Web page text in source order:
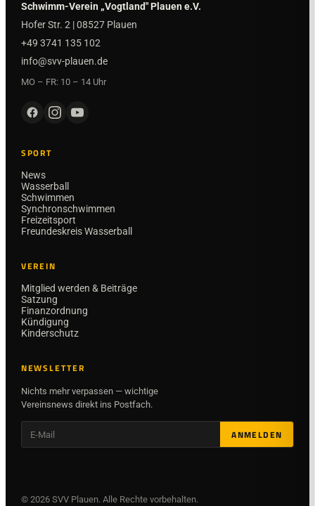
Schwimm-Verein „Vogtland" Plauen e.V.
Hofer Str. 2 | 08527 Plauen
+49 3741 135 102
info@svv-plauen.de
MO – FR: 10 – 14 Uhr
SPORT
News
Wasserball
Schwimmen
Synchronschwimmen
Freizeitsport
Freundeskreis Wasserball
VEREIN
Mitglied werden & Beiträge
Satzung
Finanzordnung
Kündigung
Kinderschutz
NEWSLETTER
Nichts mehr verpassen — wichtige
Vereinsnews direkt ins Postfach.
ANMELDEN
© 2026SVV Plauen. Alle Rechte vorbehalten.